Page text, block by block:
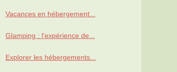
Vacances en hébergement...
Glamping : l'expérience de...
Explorer les hébergements...